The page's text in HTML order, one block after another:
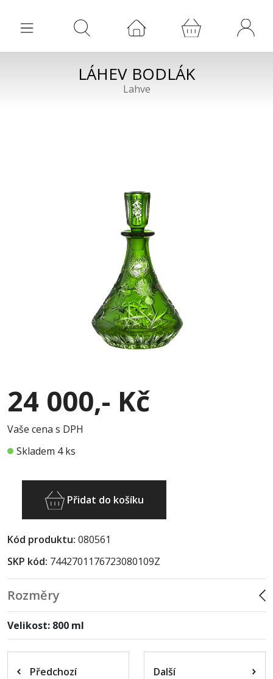
LÁHEV BODLÁK
Lahve
24 000,- Kč
Vaše cena s DPH
Skladem 4 ks
Přidat do košíku
Kód produktu: 080561
SKP kód: 7442701176723080109Z
Rozměry
Velikost: 800 ml
Předchozí Další